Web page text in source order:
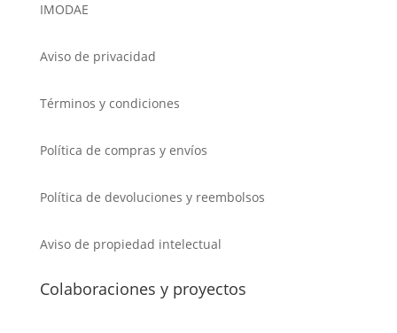
IMODAE
Aviso de privacidad
Términos y condiciones
Política de compras y envíos
Política de devoluciones y reembolsos
Aviso de propiedad intelectual
Colaboraciones y proyectos